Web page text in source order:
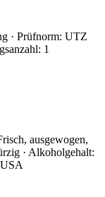
· Prüfnorm: UTZ
1
ausgewogen,
· Alkoholgehalt: